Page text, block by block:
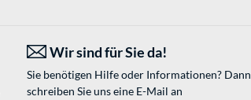
Wir sind für Sie da!
Sie benötigen Hilfe oder Informationen? Dann
schreiben Sie uns eine E-Mail an